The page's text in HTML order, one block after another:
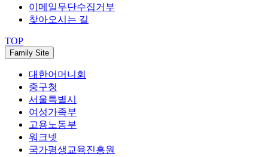
이메일무단수집거부
찾아오시는 길
TOP
Family Site
대한어머니회
중구청
서울특별시
여성가족부
고용노동부
워크넷
국가평생교육진흥원